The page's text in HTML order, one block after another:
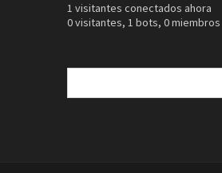
1 visitantes conectados ahora
0 visitantes, 1 bots, 0 miembros
Buscar: